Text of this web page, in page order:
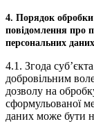
4. Порядок
повідомлення про
персональних
4.1. Згода
добровільним
дозволу на
сформульованої
даних може бути